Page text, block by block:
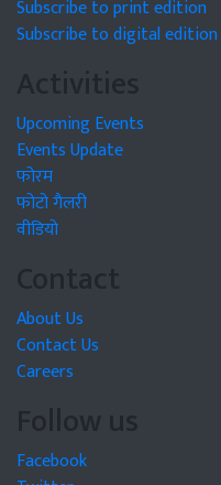
Subscribe to print edition
Subscribe to digital edition
Activities
Upcoming Events
Events Update
फोरम
फोटो गैलरी
वीडियो
Contact
About Us
Contact Us
Careers
Follow us
Facebook